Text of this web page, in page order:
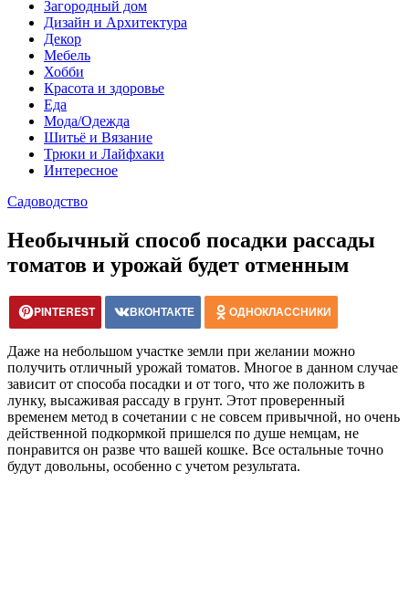
Загородный дом
Дизайн и Архитектура
Декор
Мебель
Хобби
Красота и здоровье
Еда
Мода/Одежда
Шитьё и Вязание
Трюки и Лайфхаки
Интересное
Садоводство
Необычный способ посадки рассады
томатов и урожай будет отменным
PINTEREST ВКОНТАКТЕ ОДНОКЛАССНИКИ
Даже на небольшом участке земли при желании можно
получить отличный урожай томатов. Многое в данном случае
зависит от способа посадки и от того, что же положить в
лунку, высаживая рассаду в грунт. Этот проверенный
временем метод в сочетании с не совсем привычной, но очень
действенной подкормкой пришелся по душе немцам, не
понравится он разве что вашей кошке. Все остальные точно
будут довольны, особенно с учетом результата.